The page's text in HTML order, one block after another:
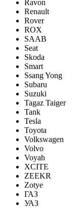
Ravon
Renault
Rover
ROX
SAAB
Seat
Skoda
Smart
Ssang Yong
Subaru
Suzuki
Tagaz Taiger
Tank
Tesla
Toyota
Volkswagen
Volvo
Voyah
XCITE
ZEEKR
Zotye
ГАЗ
УАЗ